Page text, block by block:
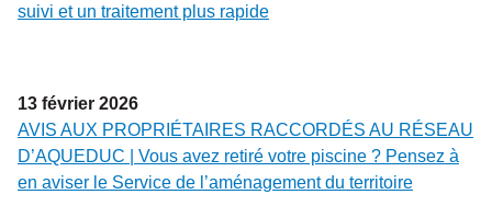
suivi et un traitement plus rapide
13 février 2026
AVIS AUX PROPRIÉTAIRES RACCORDÉS AU RÉSEAU
D’AQUEDUC | Vous avez retiré votre piscine ? Pensez à
en aviser le Service de l’aménagement du territoire